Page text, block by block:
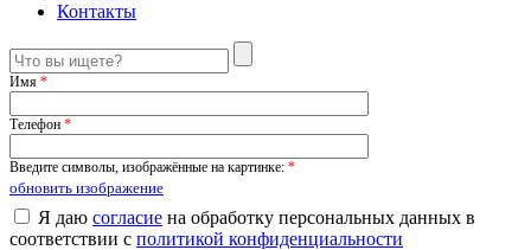
Контакты
Имя *
Телефон *
Введите символы, изображённые на картинке: *
обновить изображение
Я даю согласие на обработку персональных данных в
соответствии с политикой конфиденциальности